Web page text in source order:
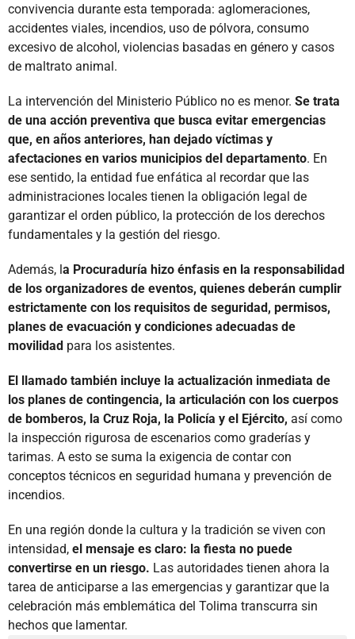
convivencia durante esta temporada: aglomeraciones,
accidentes viales, incendios, uso de pólvora, consumo
excesivo de alcohol, violencias basadas en género y casos
de maltrato animal.
La intervención del Ministerio Público no es menor. Se trata
de una acción preventiva que busca evitar emergencias
que, en años anteriores, han dejado víctimas y
afectaciones en varios municipios del departamento. En
ese sentido, la entidad fue enfática al recordar que las
administraciones locales tienen la obligación legal de
garantizar el orden público, la protección de los derechos
fundamentales y la gestión del riesgo.
Además, la Procuraduría hizo énfasis en la responsabilidad
de los organizadores de eventos, quienes deberán cumplir
estrictamente con los requisitos de seguridad, permisos,
planes de evacuación y condiciones adecuadas de
movilidad para los asistentes.
El llamado también incluye la actualización inmediata de
los planes de contingencia, la articulación con los cuerpos
de bomberos, la Cruz Roja, la Policía y el Ejército, así como
la inspección rigurosa de escenarios como graderías y
tarimas. A esto se suma la exigencia de contar con
conceptos técnicos en seguridad humana y prevención de
incendios.
En una región donde la cultura y la tradición se viven con
intensidad, el mensaje es claro: la fiesta no puede
convertirse en un riesgo. Las autoridades tienen ahora la
tarea de anticiparse a las emergencias y garantizar que la
celebración más emblemática del Tolima transcurra sin
hechos que lamentar.